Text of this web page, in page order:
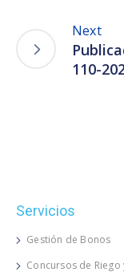
Next
110-
Servicios
Gestión de Bonos
Concursos de Riego